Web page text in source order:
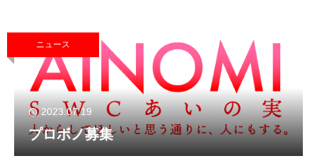
ニュース
2023.07.19
プロボノ募集